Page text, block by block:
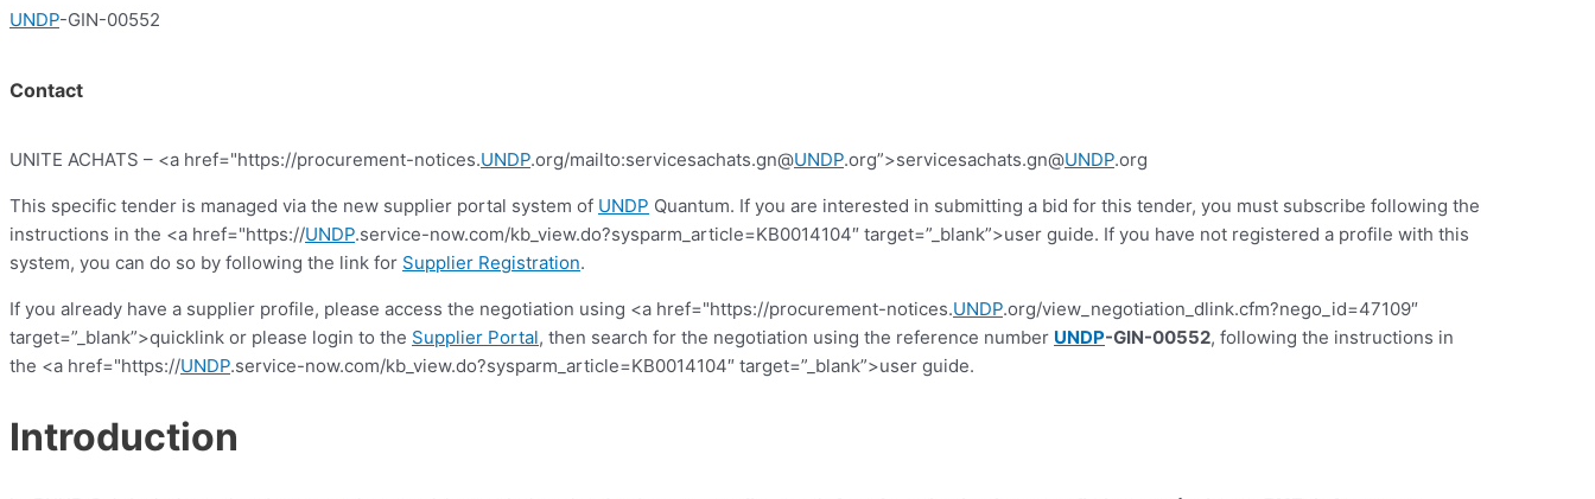
UNDP-GIN-00552
Contact
UNITE ACHATS – <a href="https://procurement-notices.UNDP.org/mailto:servicesachats.gn@UNDP.org”>servicesachats.gn@UNDP.org
This specific tender is managed via the new supplier portal system of UNDP Quantum. If you are interested in submitting a bid for this tender, you must subscribe following the
instructions in the <a href="https://UNDP.service-now.com/kb_view.do?sysparm_article=KB0014104″ target=”_blank”>user guide. If you have not registered a profile with this
system, you can do so by following the link for Supplier Registration.
If you already have a supplier profile, please access the negotiation using <a href="https://procurement-notices.UNDP.org/view_negotiation_dlink.cfm?nego_id=47109″
target=”_blank”>quicklink or please login to the Supplier Portal, then search for the negotiation using the reference number UNDP-GIN-00552, following the instructions in
the <a href="https://UNDP.service-now.com/kb_view.do?sysparm_article=KB0014104″ target=”_blank”>user guide.
Introduction